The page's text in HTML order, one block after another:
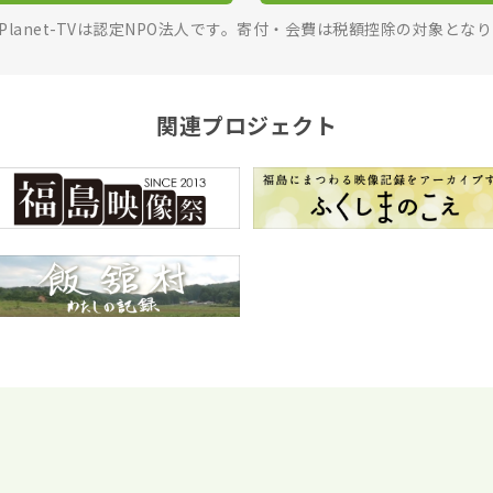
TVは認定NPO法人です。寄付・会費は税額控除の対象とな
関連プロジェクト